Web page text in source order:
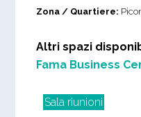
Zona / Quartiere:
Altri spazi
Fama Business
Sala riunioni